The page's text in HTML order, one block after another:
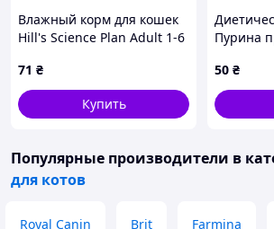
Влажный корм для кошек
Hill's Science Plan Adult 1-6
71 ₴
Купить
Пурина
K88095P52
50 ₴
Популярные производители в
для котов
Royal Canin Brit Farmina